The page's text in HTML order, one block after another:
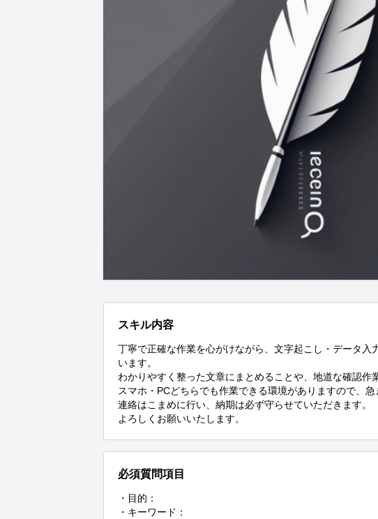
スキル内容
丁寧で正確な作業を心がけながら、文字起こし・データ入
います。
わかりやすく整った文章にまとめることや、地道な確認作
スマホ・PCどちらでも作業できる環境がありますので、
連絡はこまめに行い、納期は必ず守らせていただきます。
よろしくお願いいたします。
必須質問項目
・目的：
・キーワード：